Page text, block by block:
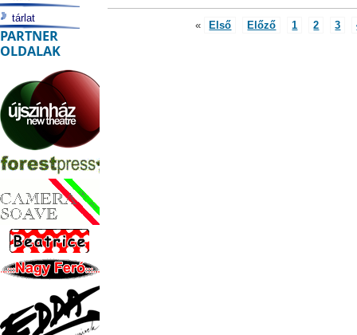
« Első Előző 1 2 3
tárlat
PARTNER
OLDALAK